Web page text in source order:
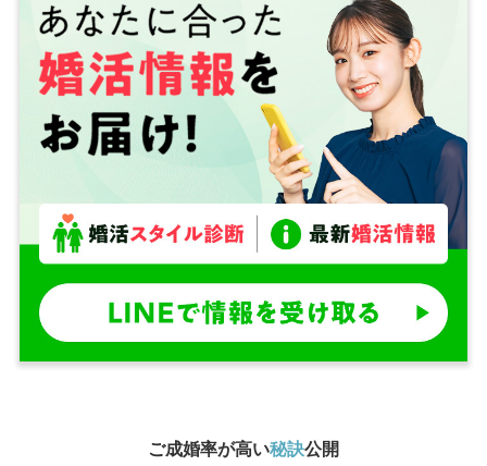
ご成婚率が高い秘訣公開